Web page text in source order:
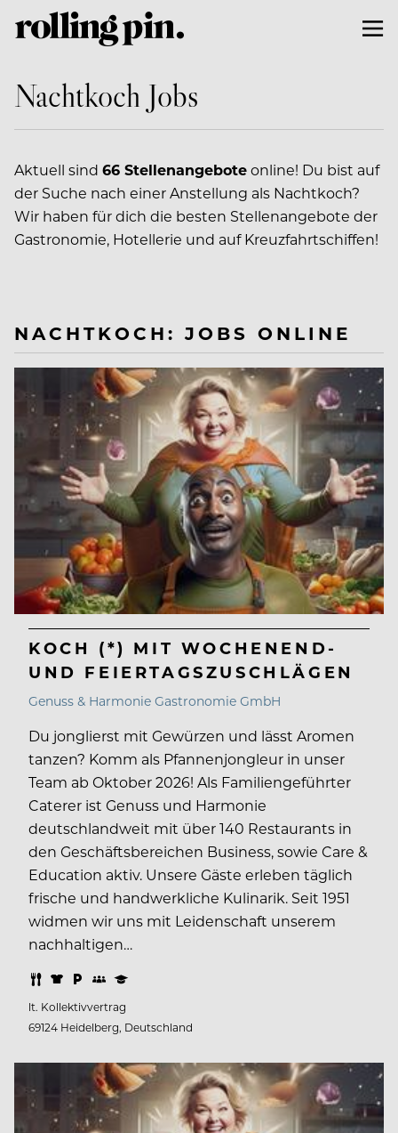
Nachtkoch Jobs
Aktuell sind 66 Stellenangeboteonline! Du bist auf
der Suche nach einer Anstellung als Nachtkoch?
Wir haben für dich die besten Stellenangebote der
Gastronomie, Hotellerie und auf Kreuzfahrtschiffen!
NACHTKOCH: JOBS ONLINE
KOCH (*) MIT WOCHENEND-
UND FEIERTAGSZUSCHLÄGEN
Genuss & Harmonie Gastronomie GmbH
Du jonglierst mit Gewürzen und lässt Aromen
tanzen? Komm als Pfannenjongleur in unser
Team ab Oktober 2026! Als Familiengeführter
Caterer ist Genuss und Harmonie
deutschlandweit mit über 140 Restaurants in
den Geschäftsbereichen Business, sowie Care &
Education aktiv. Unsere Gäste erleben täglich
frische und handwerkliche Kulinarik. Seit 1951
widmen wir uns mit Leidenschaft unserem
nachhaltigen…
lt. Kollektivvertrag
69124 Heidelberg, Deutschland